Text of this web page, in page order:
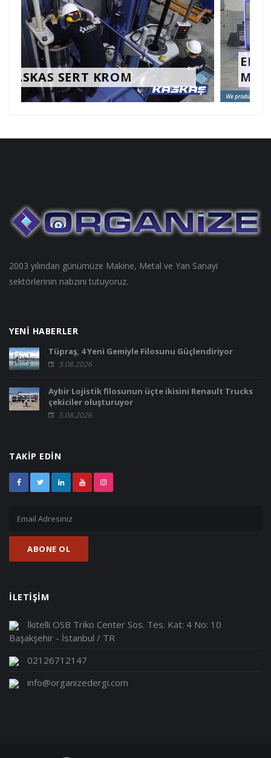
ERKUR THERMOFORMING
MACHINES
2003 yılından günümüze Makine, Metal ve Yan Sanayi
sektörlerinin nabzını tutuyoruz.
YENİ HABERLER
Tüpraş, 4 Yeni Gemiyle Filosunu Güçlendiriyor
5.08.2026
Aybir Lojistik filosunun üçte ikisini Renault Trucks
çekiciler oluşturuyor
5.08.2026
TAKİP EDİN
İLETİŞİM
İkitelli OSB Triko Center Sos. Tes. Kat: 4 No: 10
Başakşehir - İstanbul / TR
02126712147
info@organizedergi.com